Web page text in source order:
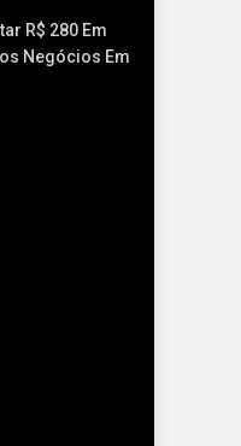
R$ 280 Em
Negócios Em